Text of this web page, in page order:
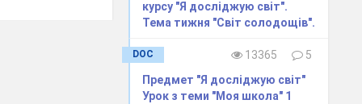
курсу "Я досліджую світ".
Тема тижня "Світ солодощів".
DOC 13365
5
Предмет "Я досліджую світ"
Урок з теми "Моя школа" 1